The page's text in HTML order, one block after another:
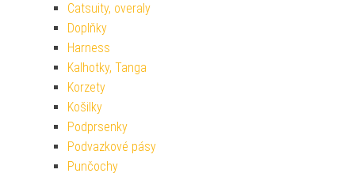
Catsuity, overaly
Doplňky
Harness
Kalhotky, Tanga
Korzety
Košilky
Podprsenky
Podvazkové pásy
Punčochy